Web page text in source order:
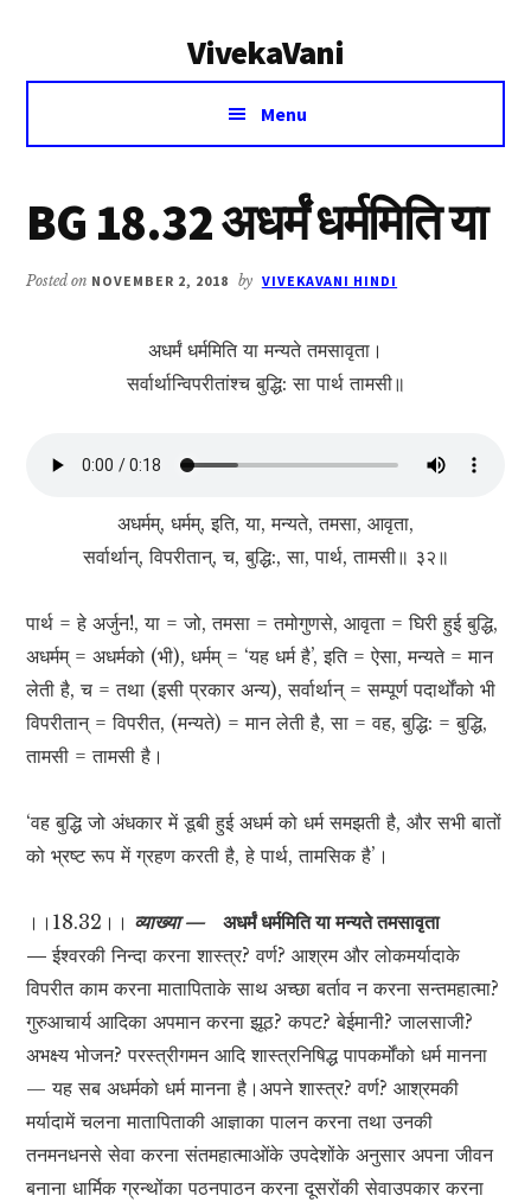
VivekaVani
Voice
Vivekananda
Menu
BG 18.32 अधर्मं धर्ममिति या
Posted on NOVEMBER 2, 2018 by VIVEKAVANI HINDI
अधर्मं धर्ममिति या मन्यते तमसावृता।
सर्वार्थान्विपरीतांश्च बुद्धि: सा पार्थ तामसी॥
अधर्मम्, धर्मम्, इति, या, मन्यते, तमसा, आवृता,
सर्वार्थान्, विपरीतान्, च, बुद्धि:, सा, पार्थ, तामसी॥ ३२॥
पार्थ = हे अर्जुन!, या = जो, तमसा = तमोगुणसे, आवृता = घिरी हुई बुद्धि,
अधर्मम् = अधर्मको (भी), धर्मम् = ‘यह धर्म है’, इति = ऐसा, मन्यते = मान
लेती है, च = तथा (इसी प्रकार अन्य), सर्वार्थान् = सम्पूर्ण पदार्थोंको भी
विपरीतान् = विपरीत, (मन्यते) = मान लेती है, सा = वह, बुद्धि: = बुद्धि,
तामसी = तामसी है।
‘वह बुद्धि जो अंधकार में डूबी हुई अधर्म को धर्म समझती है, और सभी बातों
को भ्रष्ट रूप में ग्रहण करती है, हे पार्थ, तामसिक है’।
।।18.32।। व्याख्या —
अधर्मं धर्ममिति या मन्यते तमसावृता
—ईश्वरकी निन्दा करना शास्त्र? वर्ण? आश्रम और लोकमर्यादाके
विपरीत काम करना मातापिताके साथ अच्छा बर्ताव न करना सन्तमहात्मा?
गुरुआचार्य आदिका अपमान करना झूठ? कपट? बेईमानी? जालसाजी?
अभक्ष्य भोजन? परस्त्रीगमन आदि शास्त्रनिषिद्ध पापकर्मोंको धर्म मानना
— यह सब अधर्मको धर्म मानना है।अपने शास्त्र? वर्ण? आश्रमकी
मर्यादामें चलना मातापिताकी आज्ञाका पालन करना तथा उनकी
तनमनधनसे सेवा करना संतमहात्माओंके उपदेशोंके अनुसार अपना जीवन
बनाना धार्मिक ग्रन्थोंका पठनपाठन करना दूसरोंकी सेवाउपकार करना